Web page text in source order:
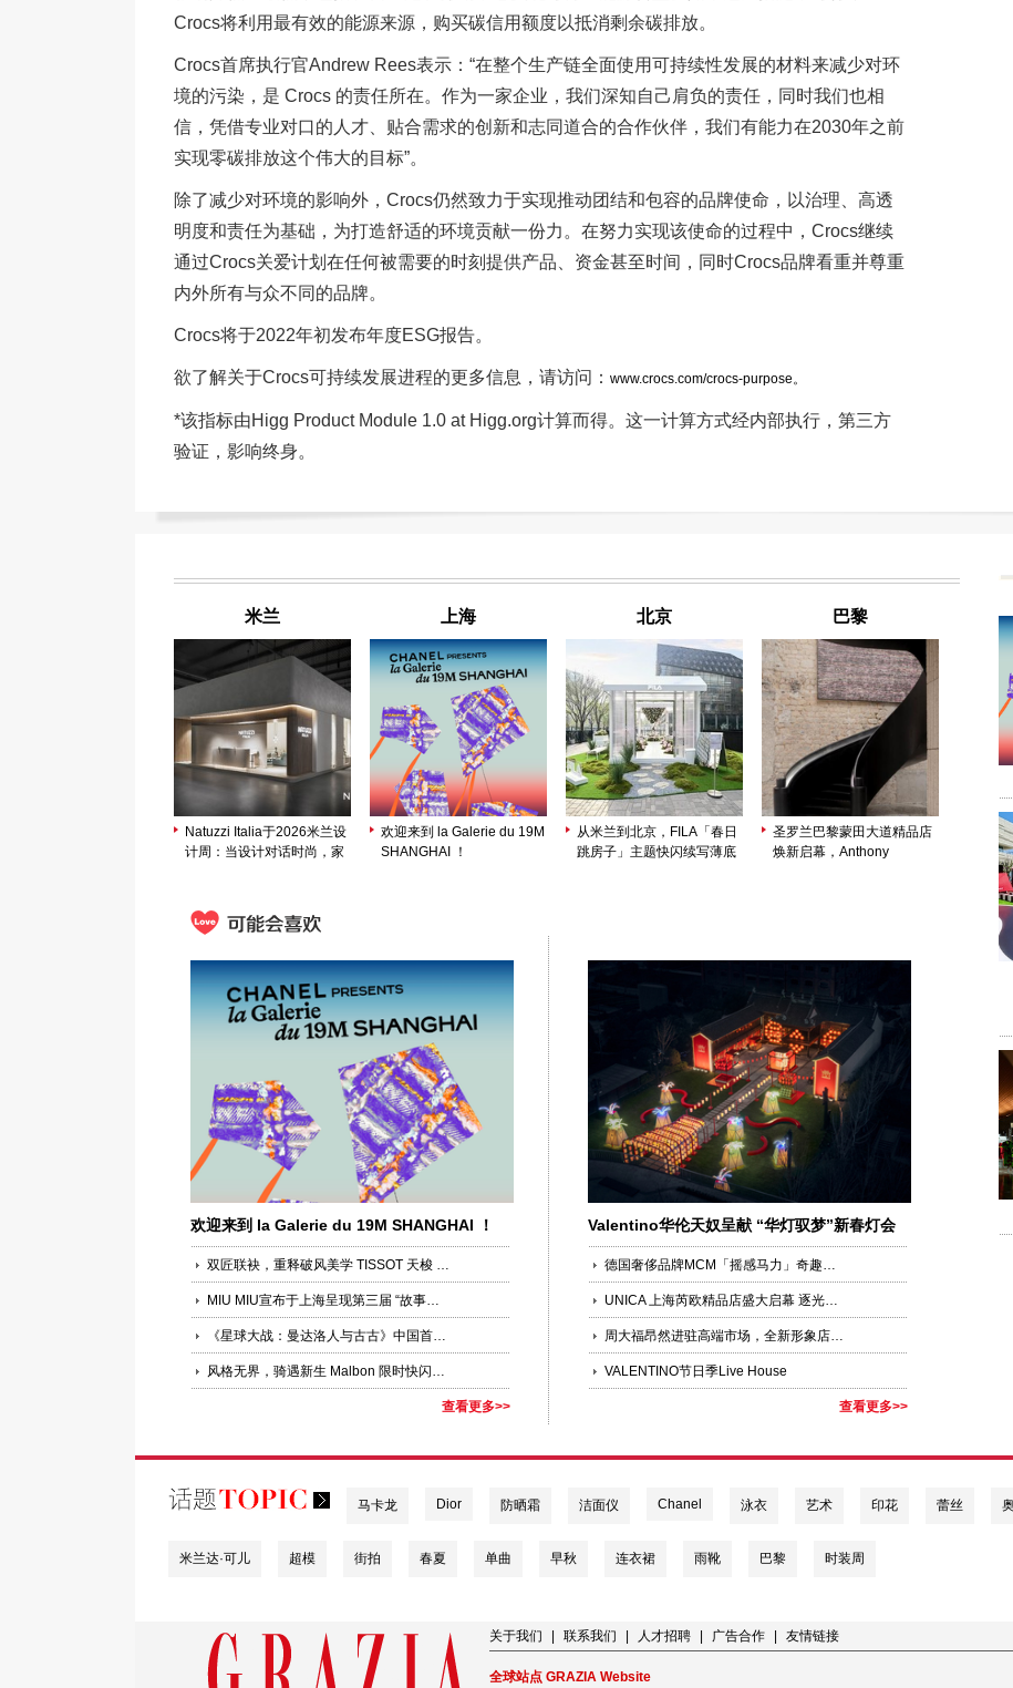
Crocs将利用最有效的能源来源，购买碳信用额度以抵消剩余碳排放。
Crocs首席执行官Andrew Rees表示：“在整个生产链全面使用可持续性发展的材料来减少对环
境的污染，是 Crocs 的责任所在。作为一家企业，我们深知自己肩负的责任，同时我们也相
信，凭借专业对口的人才、贴合需求的创新和志同道合的合作伙伴，我们有能力在2030年之前
实现零碳排放这个伟大的目标”。
除了减少对环境的影响外，Crocs仍然致力于实现推动团结和包容的品牌使命，以治理、高透
明度和责任为基础，为打造舒适的环境贡献一份力。在努力实现该使命的过程中，Crocs继续
通过Crocs关爱计划在任何被需要的时刻提供产品、资金甚至时间，同时Crocs品牌看重并尊重
内外所有与众不同的品牌。
Crocs将于2022年初发布年度ESG报告。
欲了解关于Crocs可持续发展进程的更多信息，请访问： www.crocs.com/crocs-purpose。
*该指标由Higg Product Module 1.0 at Higg.org计算而得。这一计算方式经内部执行，第三方
验证，影响终身。
米兰
Natuzzi Italia于2026米兰设
计周：当设计对话时尚，家
上海
欢迎来到 la Galerie du 19M
SHANGHAI ！
北京
从米兰到北京，FILA「春日
跳房子」主题快闪续写薄底
巴黎
圣罗兰巴黎蒙田大道精品店
焕新启幕，Anthony
欢迎来到 la Galerie du 19M SHANGHAI ！
双匠联袂，重释破风美学 TISSOT 天梭 × PINARELLO 皮纳瑞罗联合新品发布活动于上海圆满落幕
MIU MIU宣布于上海呈现第三届 “故事与叙事者”
《星球大战：曼达洛人与古古》中国首映礼盛大举办 银河史诗于上海科技馆再度启幕，全方位点燃星际冒险狂欢
风格无界，骑遇新生 Malbon 限时快闪空间登陆上海嘉里中心，发布首个“中国马年”限定系列
查看更多>>
Valentino华伦天奴呈献 “华灯驭梦”新春灯会
德国奢侈品牌MCM「摇感马力」奇趣乐园空降城市中心
UNICA 上海芮欧精品店盛大启幕 逐光策马，沪上新篇
周大福昂然进驻高端市场，全新形象店于上海港汇恒隆广场盛大开幕
VALENTINO节日季Live House
查看更多>>
马卡龙 Dior 防晒霜 洁面仪 Chanel 泳衣 艺术 印花 蕾丝
米兰达·可儿 超模 街拍 春夏 单曲 早秋 连衣裙 雨靴 巴黎 时装周
关于我们 联系我们 人才招聘 广告合作 友情链接
全球站点 GRAZIA Website